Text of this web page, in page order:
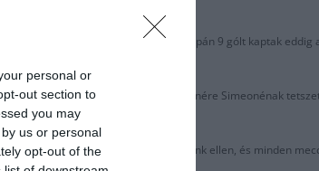
personal or
out section to
you may
us or personal
opt-out of the
jól szerepelnek a védelemben – csupán 9 gólt kaptak eddig
helyen állnak 25 ponttal. Ennek ellenére Simeonénak
belül.
tudjunk versenyezni az ellenfeleink ellen, és minden